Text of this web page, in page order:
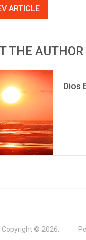
ARTICLE
THE AUTHOR
Dios
Copyright © 2026.